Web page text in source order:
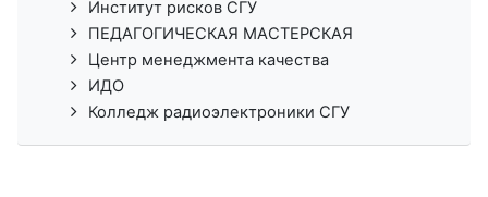
Институт рисков СГУ
ПЕДАГОГИЧЕСКАЯ МАСТЕРСКАЯ
Центр менеджмента качества
ИДО
Колледж радиоэлектроники СГУ